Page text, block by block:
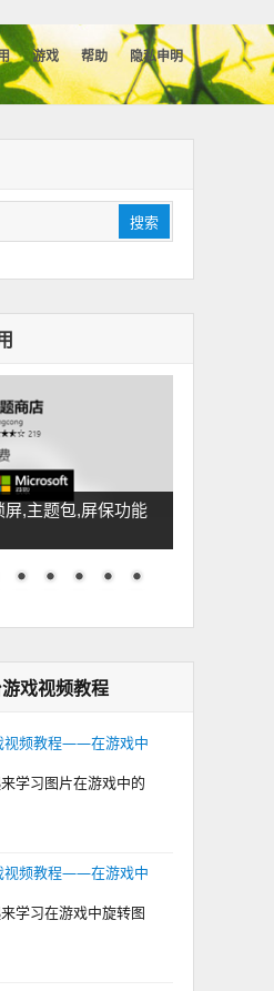
游戏 帮助 隐私申明
搜索
,主题包,屏保功能
戏视频教程
视频教程——在游戏中
学习图片在游戏中的
视频教程——在游戏中
学习在游戏中旋转图